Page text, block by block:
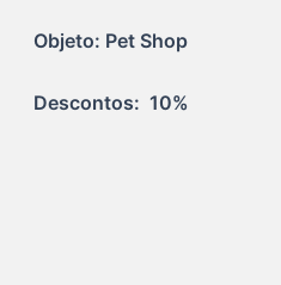
Objeto: Pet Shop
Descontos:  10%